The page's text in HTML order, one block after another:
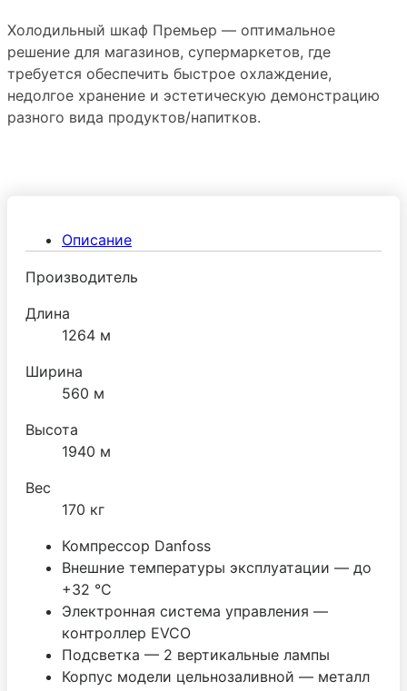
Холодильный шкаф Премьер — оптимальное
решение для магазинов, супермаркетов, где
требуется обеспечить быстрое охлаждение,
недолгое хранение и эстетическую демонстрацию
разного вида продуктов/напитков.
Описание
Производитель
Длина
1264 м
Ширина
560 м
Высота
1940 м
Вес
170 кг
Компрессор Danfoss
Внешние температуры эксплуатации — до
+32 °С
Электронная система управления —
контроллер EVCO
Подсветка — 2 вертикальные лампы
Корпус модели цельнозаливной — металл